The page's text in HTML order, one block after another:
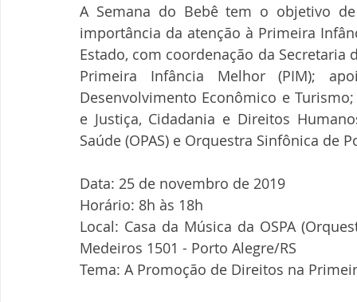
A Semana do Bebê tem o objetivo
importância da atenção à Primeira
Estado, com coordenação da Secretaria
Primeira Infância Melhor (PIM);
Desenvolvimento Econômico e
e Justiça, Cidadania e Direitos
Saúde (OPAS) e Orquestra Sinfônica de
Data: 25 de novembro de 2019
Horário: 8h às 18h
Local: Casa da Música da OSPA
Medeiros 1501 - Porto Alegre/RS
Tema: A Promoção de Direitos na